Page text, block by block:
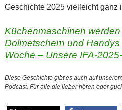
Geschichte 2025 vielleicht ganz
Küchenmaschinen
Dolmetschern und
Woche – Unsere IFA-
Diese Geschichte gibt es auch auf
Podcast. Für alle die lieber hören oder